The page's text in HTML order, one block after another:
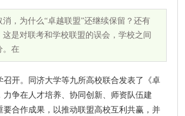
，为什么“卓越联盟”还继续保留？还有
是对联考和学校联盟的误会，学校之间
。在
开。同济大学等九所高校联合发表了《卓
争在人才培养、协同创新、师资队伍建
合作成果，以推动联盟高校互利共赢，并